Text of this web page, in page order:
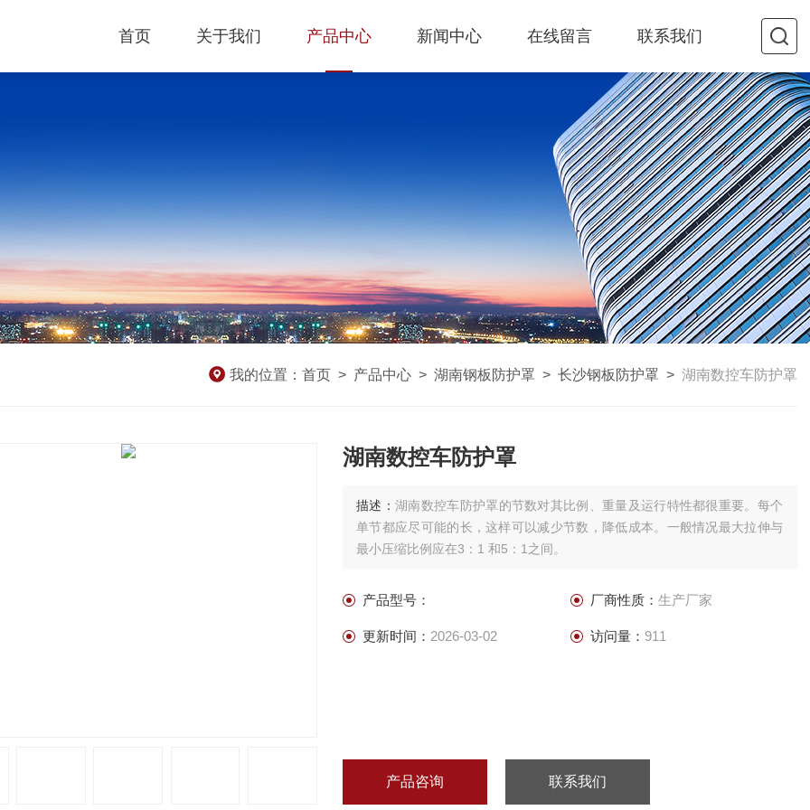
首页 关于我们 产品中心 新闻中心 在线留言 联系我们
我的位置： 首页 > 产品中心 > 湖南钢板防护罩 > 长沙钢板防护罩 > 湖南数控车防护罩
湖南数控车防护罩
描述：湖南数控车防护罩的节数对其比例、重量及运行特性都很重要。每个
单节都应尽可能的长，这样可以减少节数，降低成本。一般情况最大拉伸与
最小压缩比例应在3：1 和5：1之间。
产品型号： 厂商性质： 生产厂家
更新时间： 2026-03-02 访问量： 911
产品咨询 联系我们